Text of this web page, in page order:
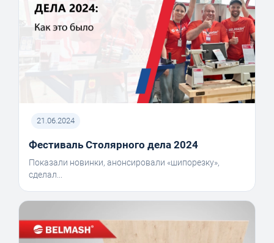
21.06.2024
Фестиваль Столярного дела 2024
Показали новинки, анонсировали «шипорезку»,
сделал...